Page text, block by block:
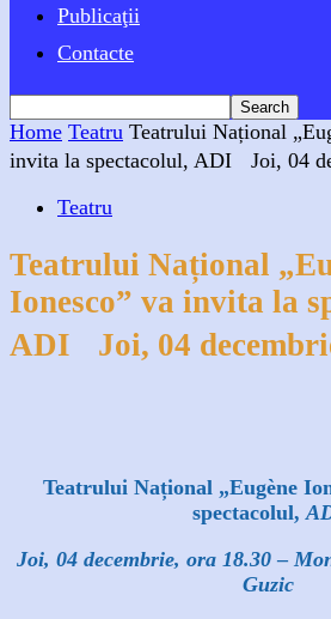
Publicaţii
Contacte
Home Teatru Teatrului Național
invita la spectacolul, ADI Joi, 04
Teatru
Teatrului Național
Ionesco” va invita la
ADI Joi, 04
Teatrului Național „Eugène
spectacolul,
Joi, 04 decembrie, ora 18.30–
Guzic